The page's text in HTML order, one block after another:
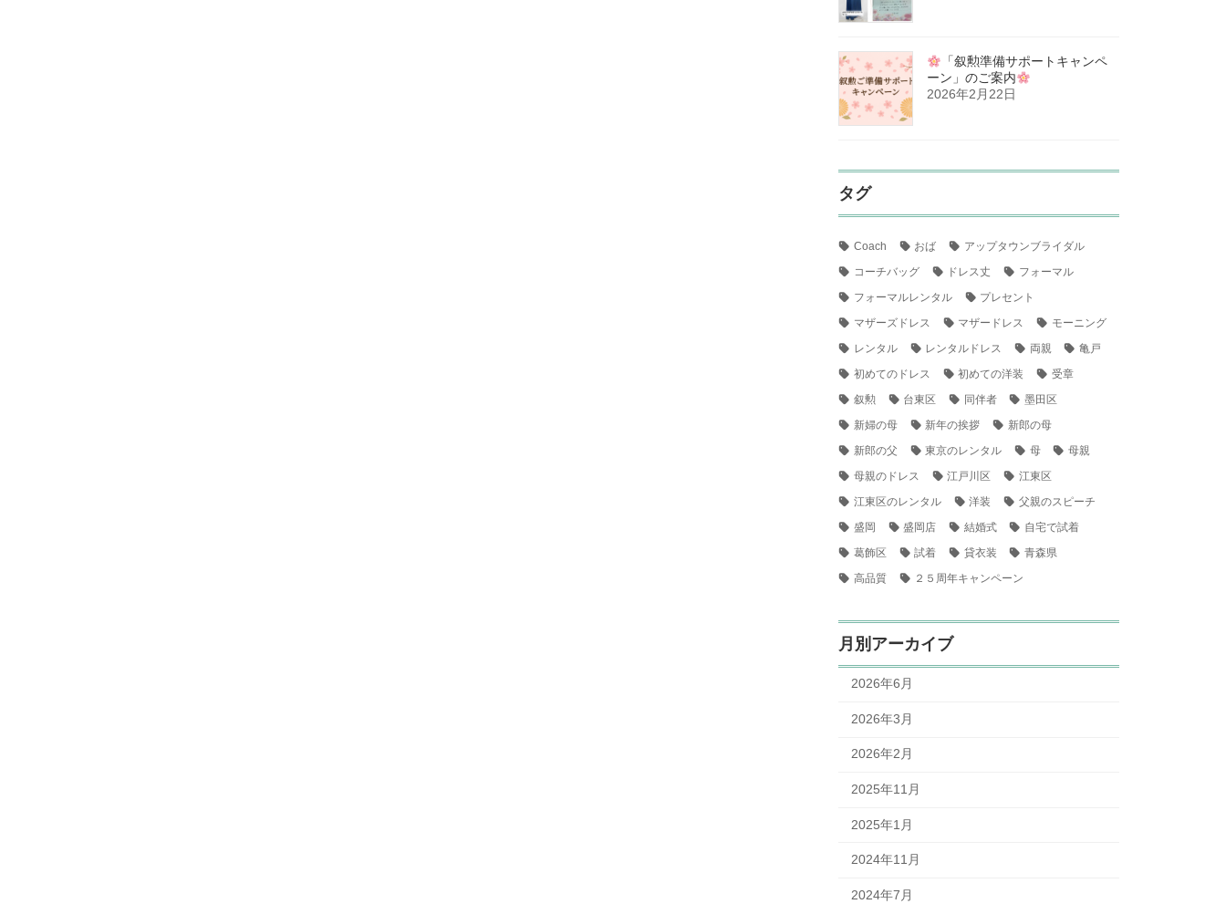
「叙勲準備サポートキャンペ
ーン」のご案内
2026年2月22日
タグ
Coach おば
アップタウンブライダル
コーチバッグ
ドレス丈
フォーマル
フォーマルレンタル
プレセント
マザーズドレス
マザードレス
モーニング
レンタル
レンタルドレス 両親
亀戸
初めてのドレス
初めての洋装
受章
叙勲
台東区 同伴者
墨田区
新婦の母
新年の挨拶
新郎の母
新郎の父
東京のレンタル 母
母親
母親のドレス
江戸川区
江東区
江東区のレンタル
洋装
父親のスピーチ
盛岡
盛岡店 結婚式
自宅で試着
葛飾区
試着 貸衣装
青森県
高品質
２５周年キャンペーン
月別アーカイブ
2026年6月
2026年3月
2026年2月
2025年11月
2025年1月
2024年11月
2024年7月